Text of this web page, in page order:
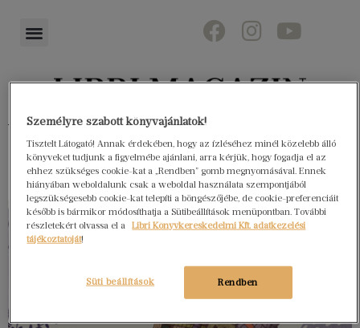
Könyvektől az olvasókig
Személyre szabott könyvajánlatok!
Tisztelt Látogató! Annak érdekében, hogy az ízléséhez minél közelebb álló
könyveket tudjunk a figyelmébe ajánlani, arra kérjük, hogy fogadja el az
ehhez szükséges cookie-kat a „Rendben” gomb megnyomásával. Ennek
hiányában weboldalunk csak a weboldal használata szempontjából
legszükségesebb cookie-kat telepíti a böngészőjébe, de cookie-preferenciáit
később is bármikor módosíthatja a Sütibeállítások menüpontban. További
részletekért olvassa el a
Libri Könyvkereskedelmi Kft. adatkezelési
tájékoztatóját!
Rendben
Süti beállítások